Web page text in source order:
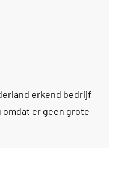
erkend bedrijf
omdat er geen grote